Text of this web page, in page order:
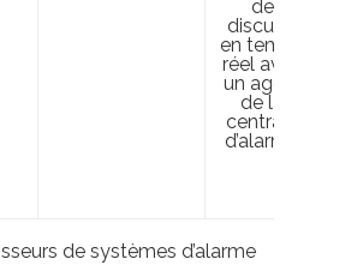
de
discuter
en temps
réel avec
un agent
de la
centrale
d’alarme
de systèmes d’alarme